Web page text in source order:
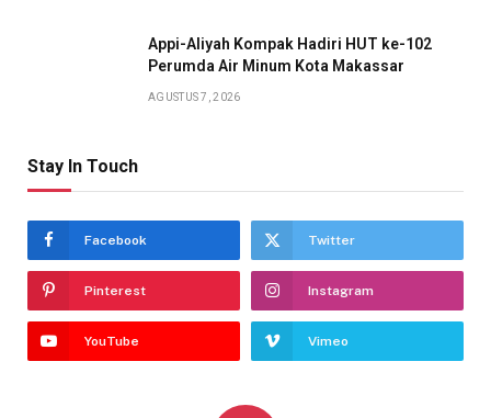
Appi-Aliyah Kompak Hadiri HUT ke-102
Perumda Air Minum Kota Makassar
AGUSTUS 7, 2026
Stay In Touch
Facebook Twitter
Pinterest Instagram
YouTube Vimeo